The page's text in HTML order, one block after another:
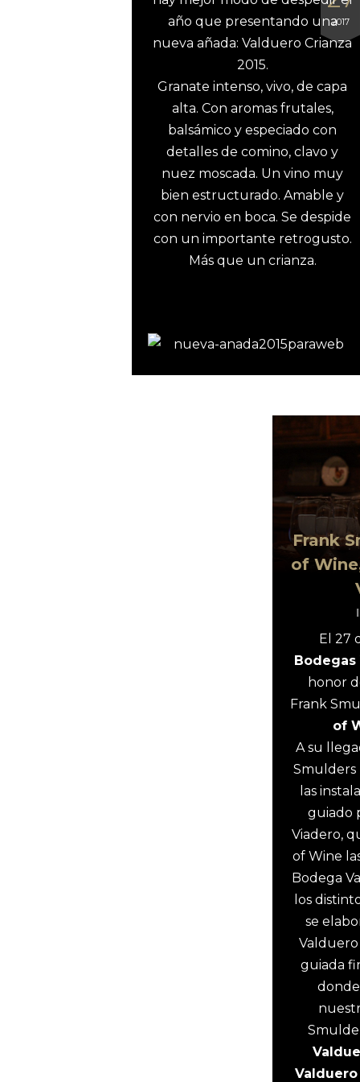
2017
año que presentando una
nueva añada: Valduero Crianza
2015.
Granate intenso, vivo, de capa
alta. Con aromas frutales,
balsámico y especiado con
detalles de comino, clavo y
nuez moscada. Un vino muy
bien estructurado. Amable y
con nervio en boca. Se despide
con un importante retrogusto.
Más que un crianza.
Frank
of
El 27
Bodegas
honor
Frank
of
A su
Smulders
las
guiado
Viadero,
of Wine
Bodega
los
se
Valduero
guiada
Valduero